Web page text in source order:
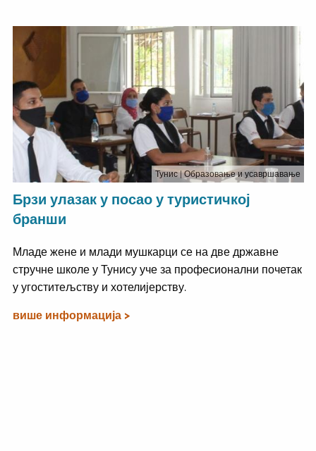
Тунис| Образовање и усавршавање
Брзи улазак у посао у туристичкој
бранши
Младе жене и млади мушкарци се на две државне
стручне школе у Тунису уче за професионални почетак
у угоститељству и хотелијерству.
више информација >